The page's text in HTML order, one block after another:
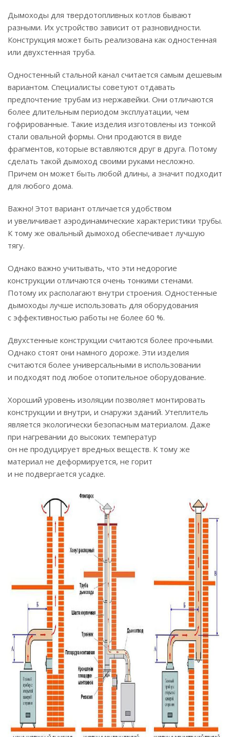
Дымоходы для твердотопливных котлов бывают
разными. Их устройство зависит от разновидности.
Конструкция может быть реализована как одностенная
или двухстенная труба.
Одностенный стальной канал считается самым дешевым
вариантом. Специалисты советуют отдавать
предпочтение трубам из нержавейки. Они отличаются
более длительным периодом эксплуатации, чем
гофрированные. Такие изделия изготовлены из тонкой
стали овальной формы. Они продаются в виде
фрагментов, которые вставляются друг в друга. Потому
сделать такой дымоход своими руками несложно.
Причем он может быть любой длины, а значит подходит
для любого дома.
Важно! Этот вариант отличается удобством
и увеличивает аэродинамические характеристики трубы.
К тому же овальный дымоход обеспечивает лучшую
тягу.
Однако важно учитывать, что эти недорогие
конструкции отличаются очень тонкими стенами.
Потому их располагают внутри строения. Одностенные
дымоходы лучше использовать для оборудования
с эффективностью работы не более 60 %.
Двухстенные конструкции считаются более прочными.
Однако стоят они намного дороже. Эти изделия
считаются более универсальными в использовании
и подходят под любое отопительное оборудование.
Хороший уровень изоляции позволяет монтировать
конструкции и внутри, и снаружи зданий. Утеплитель
является экологически безопасным материалом. Даже
при нагревании до высоких температур
он не продуцирует вредных веществ. К тому же
материал не деформируется, не горит
и не подвергается усадке.